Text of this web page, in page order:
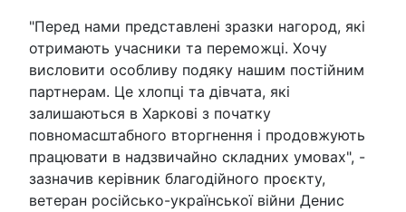
"Перед нами представлені зразки нагород, які
отримають учасники та переможці. Хочу
висловити особливу подяку нашим постійним
партнерам. Це хлопці та дівчата, які
залишаються в Харкові з початку
повномасштабного вторгнення і продовжують
працювати в надзвичайно складних умовах", -
зазначив керівник благодійного проєкту,
ветеран російсько-української війни Денис